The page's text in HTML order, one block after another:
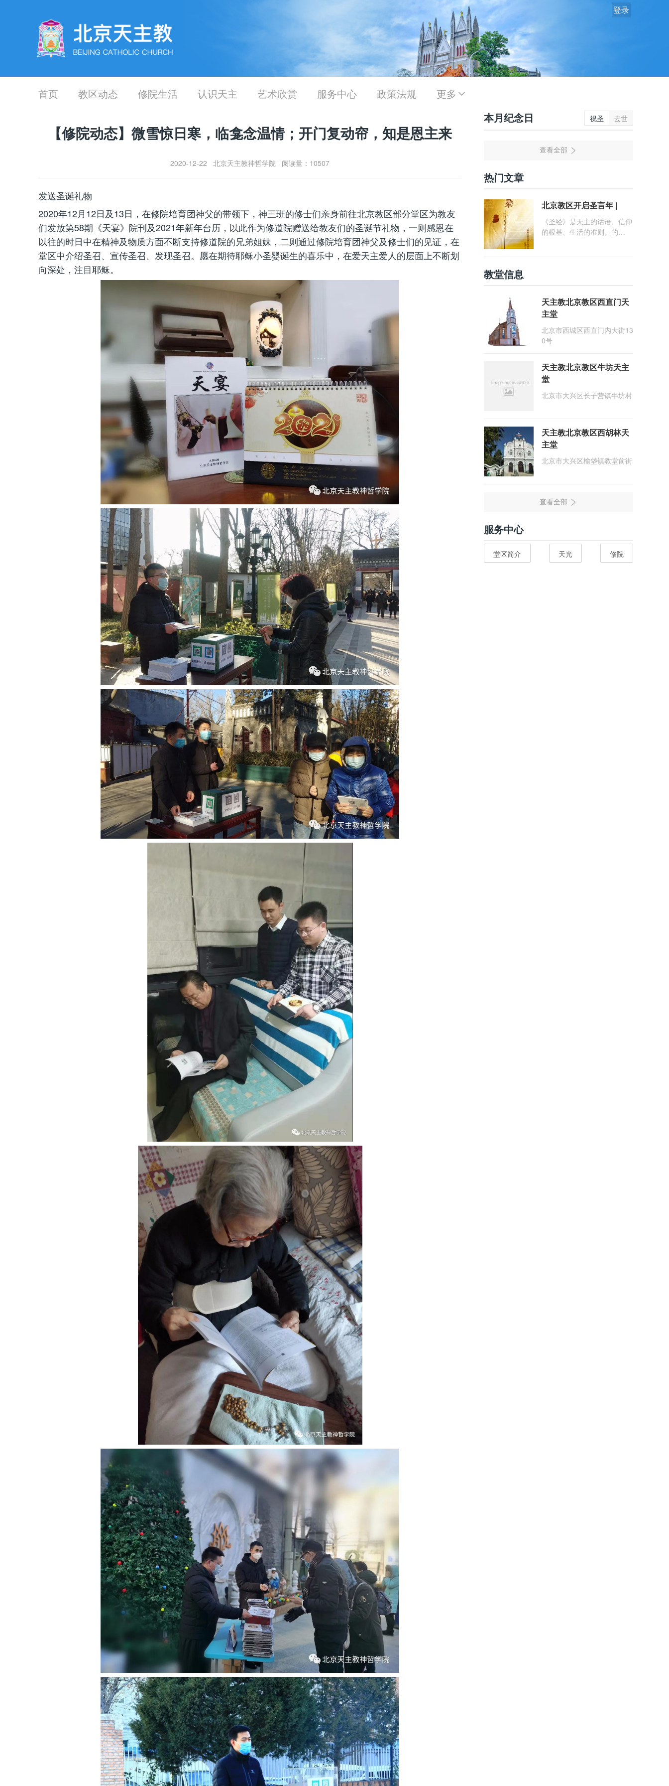
登录
首页 教区动态 修院生活 认识天主 艺术欣赏 服务中心 政策法规 更多
【修院动态】微雪惊日寒，临龛念温情；开门复动帘，知是恩主来
2020-12-22 北京天主教神哲学院 阅读量：10507
发送圣诞礼物
2020年12月12日及13日，在修院培育团神父的带领下，神三班的修士们亲身前往北京教区部分堂区为教友
们发放第58期《天宴》院刊及2021年新年台历，以此作为修道院赠送给教友们的圣诞节礼物，一则感恩在
以往的时日中在精神及物质方面不断支持修道院的兄弟姐妹，二则通过修院培育团神父及修士们的见证，在
堂区中介绍圣召、宣传圣召、发现圣召。愿在期待耶稣小圣婴诞生的喜乐中，在爱天主爱人的层面上不断划
向深处，注目耶稣。
本月纪念日 祝圣 去世
热门文章
北京教区开启圣言年 |
《圣经》是天主的话语、信仰
的根基、生活的准则。的
粮、精神生活清澈不竭的泉
源” (参《启示宪章》21号)。
我们必须重视圣经，推崇读
经，进而能够使教会儿女广泛
地获得圣言的滋养与光照为秉
仰传统，深化家庭信仰生活与
信德代际传递，北京教区定20
年"以"祢的言语是我步履前的
第三主日暨天主圣言主日)作
为圣言年的开启日。
教堂信息
天主教北京教区西直门天
主堂
北京市西城区西直门内大街13
0号
天主教北京教区牛坊天主
堂
北京市大兴区长子营镇牛坊村
天主教北京教区西胡林天
主堂
北京市大兴区榆垡镇教堂前街
服务中心
堂区简介 天光 修院